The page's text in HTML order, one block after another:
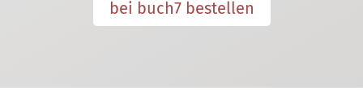
bei buch7 bestellen